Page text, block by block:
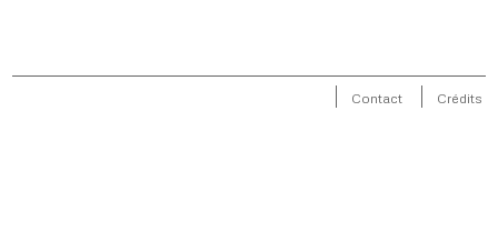
Contact Crédits